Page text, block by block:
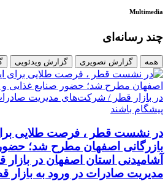
Multimedia
چند رسانه‌ای
همه گزارش تصویری گزارش ویدئویی
در نشست قطر ، فرصت طلایی برای
بازرگانی اصفهان مطرح شد؛
آشامیدنی استان اصفهان در
مدیریت صادرات در ورود به بازار